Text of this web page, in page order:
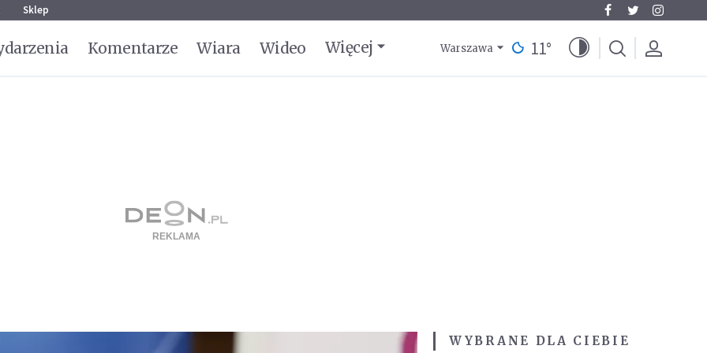
Sklep
Komentarze Wiara Wideo Więcej Warszawa 11°
WYBRANE DLA CIEBIE